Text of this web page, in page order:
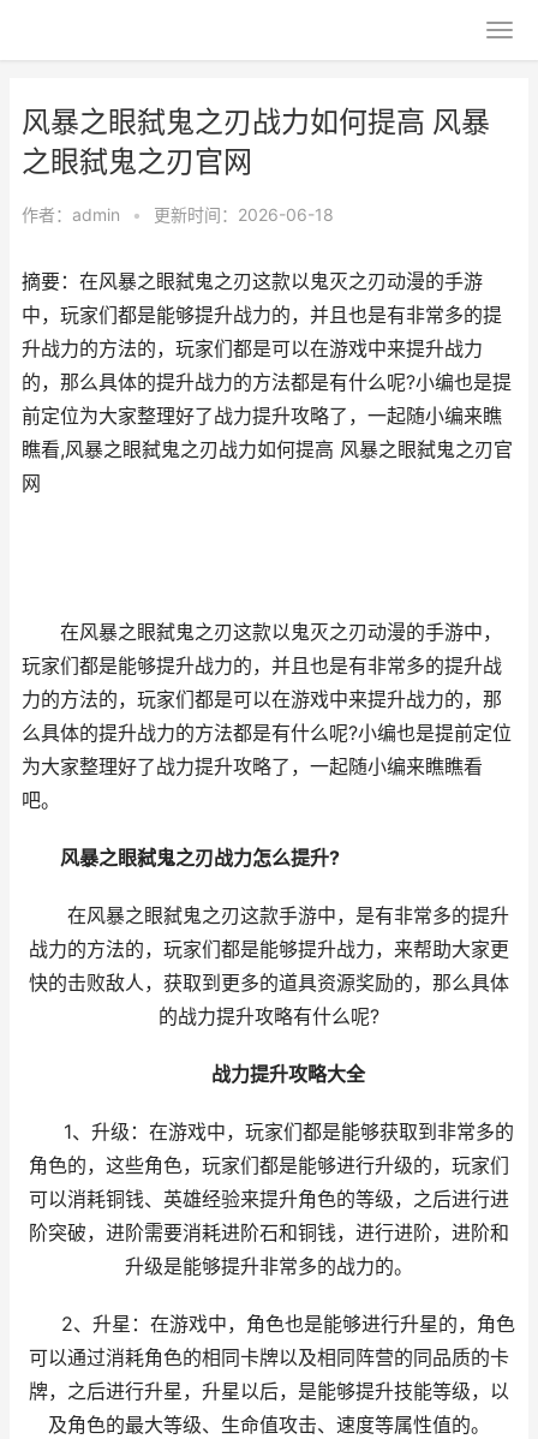
风暴之眼弑鬼之刃战力如何提高 风暴
之眼弑鬼之刃官网
作者： admin • 更新时间：2026-06-18
摘要：在风暴之眼弑鬼之刃这款以鬼灭之刃动漫的手游
中，玩家们都是能够提升战力的，并且也是有非常多的提
升战力的方法的，玩家们都是可以在游戏中来提升战力
的，那么具体的提升战力的方法都是有什么呢?小编也是提
前定位为大家整理好了战力提升攻略了，一起随小编来瞧
瞧看,风暴之眼弑鬼之刃战力如何提高 风暴之眼弑鬼之刃官
网
在风暴之眼弑鬼之刃这款以鬼灭之刃动漫的手游中，
玩家们都是能够提升战力的，并且也是有非常多的提升战
力的方法的，玩家们都是可以在游戏中来提升战力的，那
么具体的提升战力的方法都是有什么呢?小编也是提前定位
为大家整理好了战力提升攻略了，一起随小编来瞧瞧看
吧。
风暴之眼弑鬼之刃战力怎么提升?
在风暴之眼弑鬼之刃这款手游中，是有非常多的提升
战力的方法的，玩家们都是能够提升战力，来帮助大家更
快的击败敌人，获取到更多的道具资源奖励的，那么具体
的战力提升攻略有什么呢?
战力提升攻略大全
1、升级：在游戏中，玩家们都是能够获取到非常多的
角色的，这些角色，玩家们都是能够进行升级的，玩家们
可以消耗铜钱、英雄经验来提升角色的等级，之后进行进
阶突破，进阶需要消耗进阶石和铜钱，进行进阶，进阶和
升级是能够提升非常多的战力的。
2、升星：在游戏中，角色也是能够进行升星的，角色
可以通过消耗角色的相同卡牌以及相同阵营的同品质的卡
牌，之后进行升星，升星以后，是能够提升技能等级，以
及角色的最大等级、生命值攻击、速度等属性值的。